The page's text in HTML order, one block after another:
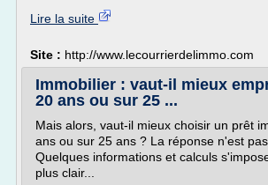
Lire la suite
Site : http://www.lecourrierdelimmo.com
Immobilier : vaut-il mieux
20 ans ou sur 25 ...
Mais alors, vaut-il mieux choisir un prêt
ans ou sur 25 ans ? La réponse n'est
Quelques informations et calculs
plus clair...